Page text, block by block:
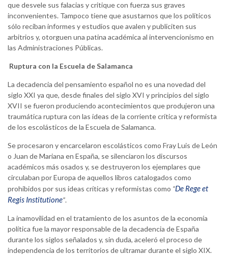
que desvele sus falacias y critique con fuerza sus graves
inconvenientes. Tampoco tiene que asustarnos que los políticos
sólo reciban informes y estudios que avalen y publiciten sus
arbitrios y, otorguen una patina académica al intervencionismo en
las Administraciones Públicas.
Ruptura con la Escuela de Salamanca
La decadencia del pensamiento español no es una novedad del
siglo XXI ya que, desde finales del siglo XVI y principios del siglo
XVII se fueron produciendo acontecimientos que produjeron una
traumática ruptura con las ideas de la corriente crítica y reformista
de los escolásticos de la Escuela de Salamanca.
Se procesaron y encarcelaron escolásticos como Fray Luis de León
o Juan de Mariana en España, se silenciaron los discursos
académicos más osados y, se destruyeron los ejemplares que
circulaban por Europa de aquellos libros catalogados como
prohibidos por sus ideas críticas y reformistas como “De Rege et
Regis Institutione”.
La inamovilidad en el tratamiento de los asuntos de la economía
política fue la mayor responsable de la decadencia de España
durante los siglos señalados y, sin duda, aceleró el proceso de
independencia de los territorios de ultramar durante el siglo XIX.